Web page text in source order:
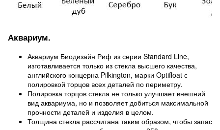
Аквариум.
Аквариум Биодизайн Риф из серии Standard Line,
изготавливается только из стекла высшего качества,
английского концерна Pilkington, марки Optifloat с
полировкой торцов всех деталей по периметру.
Полировка торцов стекла не только улучшает внешний
вид аквариума, но и позволяет добиться максимальной
прочности деталей и изделия в целом.
Толщина стекла рассчитана таким образом, чтобы запас